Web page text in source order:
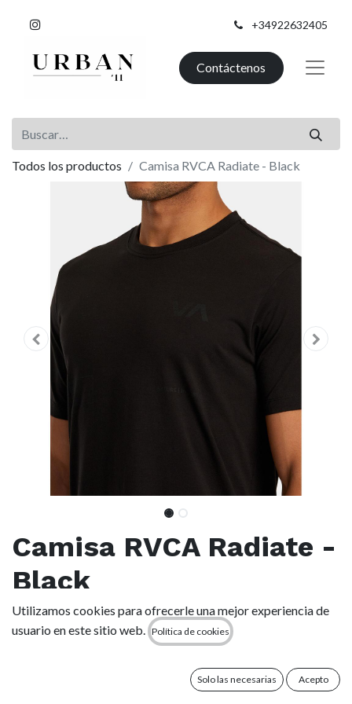
+34922632405
Contáctenos
Todos los productos Camisa RVCA Radiate - Black
Camisa RVCA Radiate -
Black
(0 reseña)
Características
Utilizamos cookies para ofrecerle una mejor experiencia de
usuario en este sitio web.
Política de cookies
Solo las necesarias Acepto